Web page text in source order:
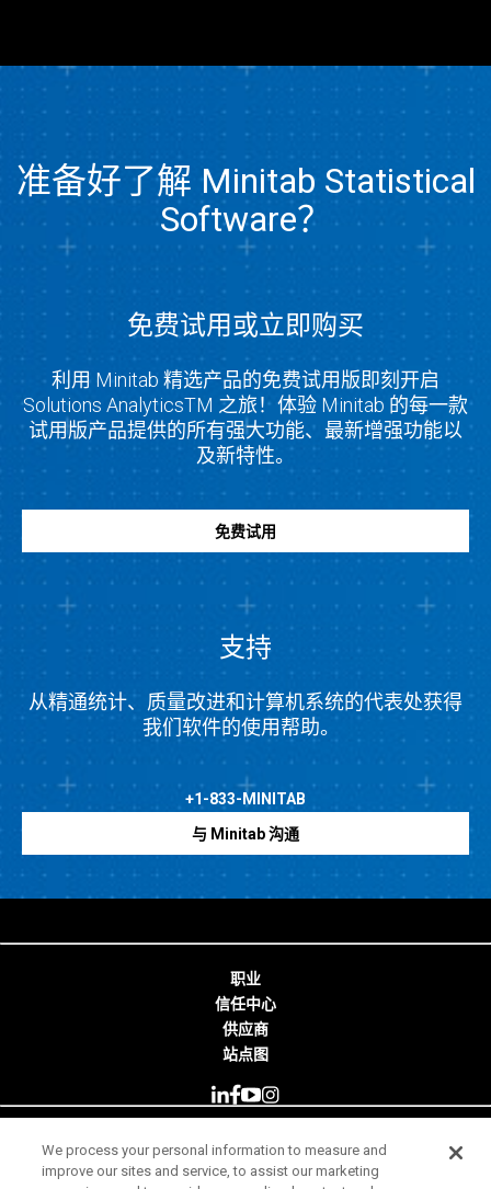
准备好了解 Minitab Statistical
Software？
免费试用或立即购买
利用 Minitab 精选产品的免费试用版即刻开启
Solutions AnalyticsTM 之旅！体验 Minitab 的每一款
试用版产品提供的所有强大功能、最新增强功能以
及新特性。
免费试用
支持
从精通统计、质量改进和计算机系统的代表处获得
我们软件的使用帮助。
+1-833-MINITAB
与 Minitab 沟通
职业
信任中心
供应商
站点图
© 2026 Minitab, LLC. All Rights Reserved.
We process your personal information to measure and
improve our sites and service, to assist our marketing